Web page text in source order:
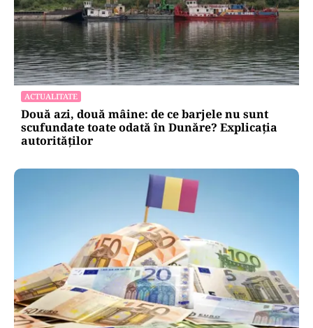
ACTUALITATE
Două azi, două mâine: de ce barjele nu sunt
scufundate toate odată în Dunăre? Explicația
autorităților